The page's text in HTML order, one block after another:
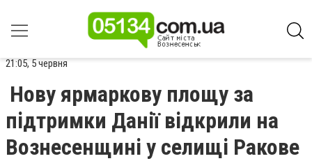
21:05, 5 червня
Нову ярмаркову площу за
підтримки Данії відкрили на
Вознесенщині у селищі Ракове